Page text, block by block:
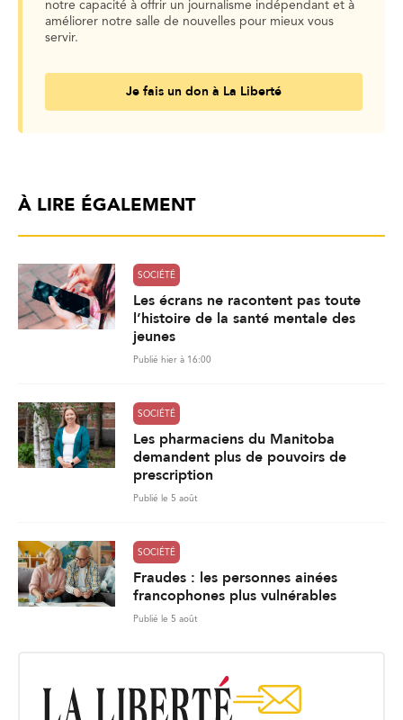
notre capacité à offrir un journalisme indépendant et à
améliorer notre salle de nouvelles pour mieux vous
servir.
Je fais un don à La Liberté
À LIRE ÉGALEMENT
SOCIÉTÉ
Les écrans ne racontent pas toute
l’histoire de la santé mentale des
jeunes
Publié hier à 16:00
SOCIÉTÉ
Les pharmaciens du Manitoba
demandent plus de pouvoirs de
prescription
Publié le 5 août
SOCIÉTÉ
Fraudes : les personnes ainées
francophones plus vulnérables
Publié le 5 août